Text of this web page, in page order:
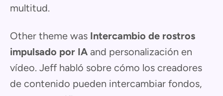
multitud.
Other theme was Intercambio de rostros
impulsado por IA and personalización en
vídeo. Jeff habló sobre cómo los creadores
de contenido pueden intercambiar fondos,